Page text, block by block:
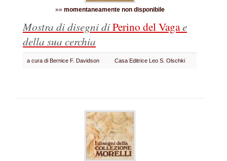
»» momentaneamente non disponibile
Mostra di disegni diPerino del Vagae
della sua cerchia
a cura di Bernice F. Davidson Casa Editrice Leo S. Olschki